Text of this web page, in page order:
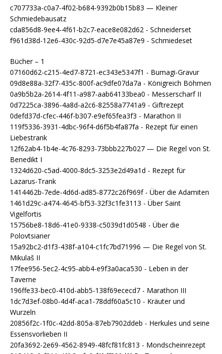
c707733a-c0a7-4f02-b684-9392b0b15b83 — Kleiner
Schmiedebausatz
cda856d8-9ee4-4f61-b2c7-eace8e082d62 - Schneiderset
f961d38d-12e6-430c-92d5-d7e7e45a87e9 - Schmiedeset
Bücher – 1
07160d62-c215-4ed7-8721-ec343e5347f1 - Bumagi-Gravur
09d8e88a-32f7-435c-800f-ac9dfe07da7a - Königreich Böhmen
0a9b5b2a-2614-4f11-a987-aab64133bea0 - Messerscharf II
0d7225ca-3896-4a8d-a2c6-82558a7741a9 - Giftrezept
0defd37d-cfec-446f-b307-e9ef65fea3f3 - Marathon II
119f5336-3931-4dbc-96f4-d6f5b4fa87fa - Rezept für einen
Liebestrank
12f62ab4-1b4e-4c76-8293-73bbb227b027 — Die Regel von St.
Benedikt I
1324d620-c5ad-4000-8dc5-3253e2d49a1d - Rezept für
Lazarus-Trank
1414462b-7ede-4d6d-ad85-8772c26f969f - Über die Adamiten
1461d29c-a474-4645-bf53-32f3c1fe3113 - Über Saint
Vigelfortis
15756be8-18d6-41e0-9338-c5039d1d0548 - Über die
Polovtsianer
15a92bc2-d1f3-438f-a104-c1fc7bd71996 — Die Regel von St.
Mikulaš II
17fee956-5ec2-4c95-abb4-e9f3a0aca530 - Leben in der
Taverne
196ffe33-bec0-410d-abb5-138f69ececd7 - Marathon III
1dc7d3ef-08b0-4d4f-aca1-78ddf60a5c10 - Kräuter und
Wurzeln
20856f2c-1f0c-42dd-805a-87eb7902ddeb - Herkules und seine
Essensvorlieben II
20fa3692-2e69-4562-8949-48fcf81fc813 - Mondscheinrezept